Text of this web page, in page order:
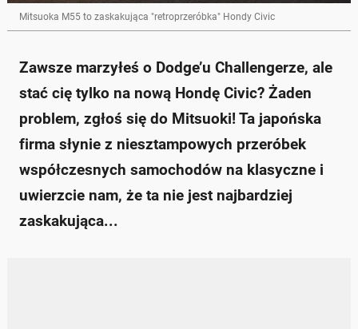
Mitsuoka M55 to zaskakująca "retroprzeróbka" Hondy Civic
Zawsze marzyłeś o Dodge’u Challengerze, ale
stać cię tylko na nową Hondę Civic? Żaden
problem, zgłoś się do Mitsuoki! Ta japońska
firma słynie z niesztampowych przeróbek
współczesnych samochodów na klasyczne i
uwierzcie nam, że ta nie jest najbardziej
zaskakująca...